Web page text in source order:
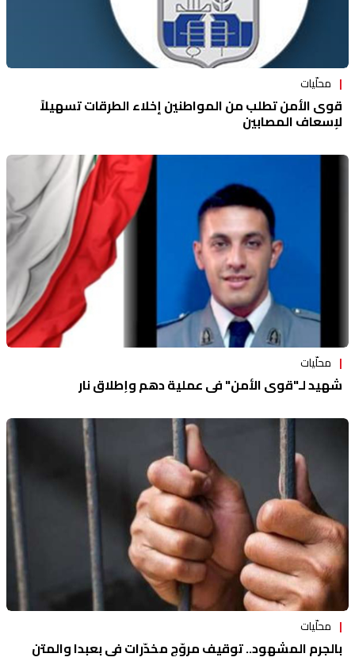
محلّيات
قوى الأمن تطلب من المواطنين إخلاء الطرقات تسهيلاً
لإسعاف المصابين
محلّيات
شهيد لـ"قوى الأمن" في عملية دهم وإطلاق نار
محلّيات
بالجرم المشهود.. توقيف مروّج مخدّرات في بعبدا والمتن